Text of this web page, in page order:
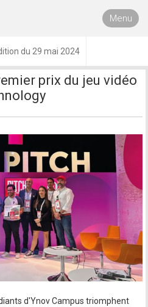
Menu
du 29 mai 2024
prix du jeu vidéo
d'Ynov Campus triomphent